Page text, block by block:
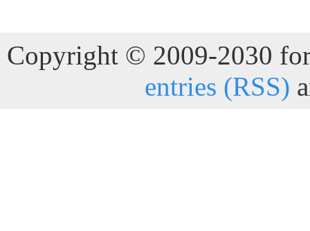
Copyright © 2009-2030
entries (RSS)